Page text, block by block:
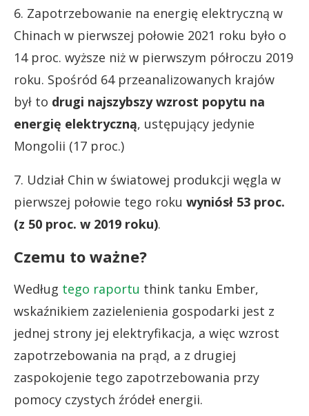
6. Zapotrzebowanie na energię elektryczną w
Chinach w pierwszej połowie 2021 roku było o
14 proc. wyższe niż w pierwszym półroczu 2019
roku. Spośród 64 przeanalizowanych krajów
był to drugi najszybszy wzrost popytu na
energię elektryczną, ustępujący jedynie
Mongolii (17 proc.)
7. Udział Chin w światowej produkcji węgla w
pierwszej połowie tego roku wyniósł 53 proc.
(z 50 proc. w 2019 roku).
Czemu to ważne?
Według tego raportu think tanku Ember,
wskaźnikiem zazielenienia gospodarki jest z
jednej strony jej elektryfikacja, a więc wzrost
zapotrzebowania na prąd, a z drugiej
zaspokojenie tego zapotrzebowania przy
pomocy czystych źródeł energii.